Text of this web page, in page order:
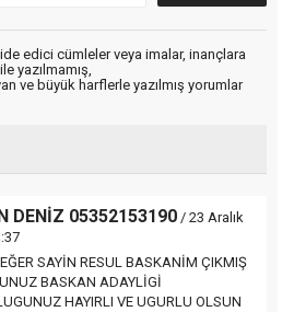
edici cümleler veya imalar, inançlara
yazılmamış,
ve büyük harflerle yazılmış yorumlar
DENİZ 05352153190 / 23 Aralık
SAYİN RESUL BASKANİM ÇIKMIŞ
BASKAN ADAYLİGİ
HAYIRLI VE UGURLU OLSUN